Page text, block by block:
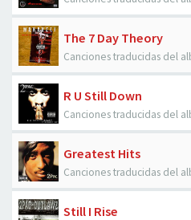
The 7 Day Theory
Canciones traducidas del
R U Still Down
Canciones traducidas del
Greatest Hits
Canciones traducidas del
Still I Rise